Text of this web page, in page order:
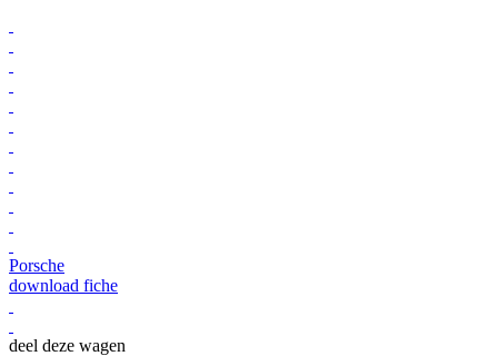
Porsche
download fiche
deel deze wagen